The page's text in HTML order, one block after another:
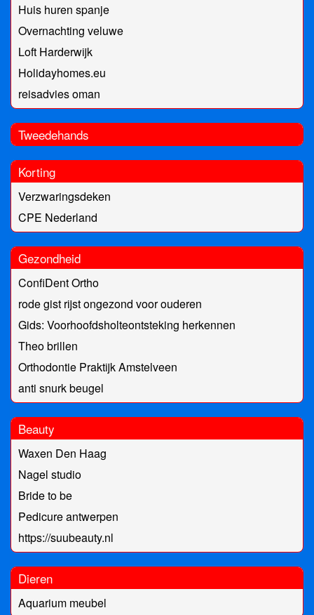
Huis huren spanje
Overnachting veluwe
Loft Harderwijk
Holidayhomes.eu
reisadvies oman
Tweedehands
Korting
Verzwaringsdeken
CPE Nederland
Gezondheid
ConfiDent Ortho
rode gist rijst ongezond voor ouderen
Gids: Voorhoofdsholteontsteking herkennen
Theo brillen
Orthodontie Praktijk Amstelveen
anti snurk beugel
Beauty
Waxen Den Haag
Nagel studio
Bride to be
Pedicure antwerpen
https://suubeauty.nl
Dieren
Aquarium meubel